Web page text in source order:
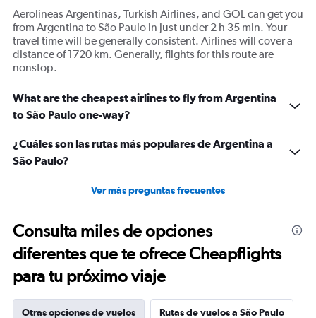
Aerolineas Argentinas, Turkish Airlines, and GOL can get you
from Argentina to São Paulo in just under 2 h 35 min. Your
travel time will be generally consistent. Airlines will cover a
distance of 1720 km. Generally, flights for this route are
nonstop.
What are the cheapest airlines to fly from Argentina
to São Paulo one-way?
¿Cuáles son las rutas más populares de Argentina a
São Paulo?
Ver más preguntas frecuentes
Consulta miles de opciones
diferentes que te ofrece Cheapflights
para tu próximo viaje
Otras opciones de vuelos Rutas de vuelos a São Paulo